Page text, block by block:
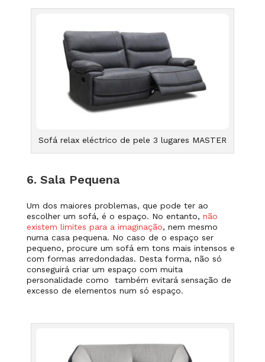
Sofá relax eléctrico de pele 3 lugares MASTER
6. Sala Pequena
Um dos maiores problemas, que pode ter ao
escolher um sofá, é o espaço. No entanto, não
existem limites para a imaginação, nem mesmo
numa casa pequena. No caso de o espaço ser
pequeno, procure um sofá em tons mais intensos e
com formas arredondadas. Desta forma, não só
conseguirá criar um espaço com muita
personalidade como também evitará sensação de
excesso de elementos num só espaço.